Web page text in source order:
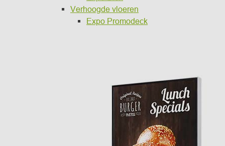
Verhoogde vloeren
Expo Promodeck